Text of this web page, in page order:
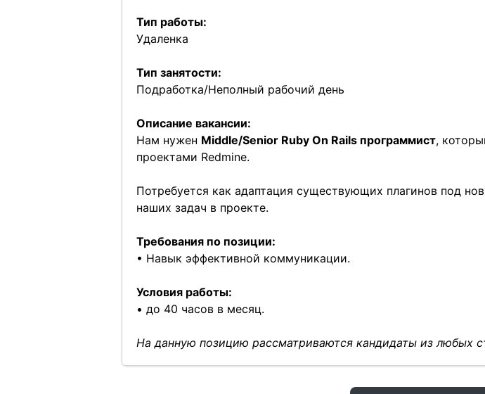
Тип работы:
Удаленка
Тип занятости:
Подработка/Неполный рабочий день
Описание вакансии:
Нам нужен Middle/Senior Ruby On Rails программист,
проектами Redmine.
Потребуется как адаптация существующих плагинов под
наших задач в проекте.
Требования по позиции:
• Навык эффективной коммуникации.
Условия работы:
• до 40 часов в месяц.
На данную позицию рассматриваются кандидаты из любых